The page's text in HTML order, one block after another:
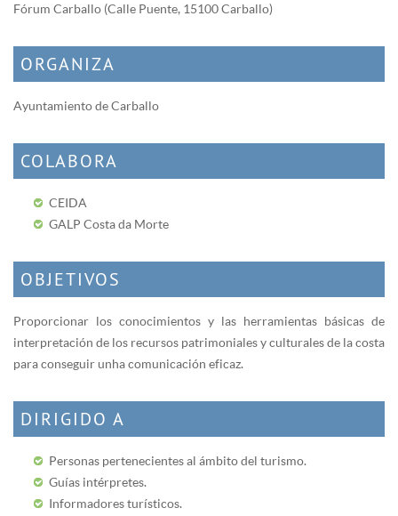
Fórum Carballo (Calle Puente, 15100 Carballo)
ORGANIZA
Ayuntamiento de Carballo
COLABORA
CEIDA
GALP Costa da Morte
OBJETIVOS
Proporcionar los conocimientos y las herramientas básicas de
interpretación de los recursos patrimoniales y culturales de la costa
para conseguir unha comunicación eficaz.
DIRIGIDO A
Personas pertenecientes al ámbito del turismo.
Guías intérpretes.
Informadores turísticos.